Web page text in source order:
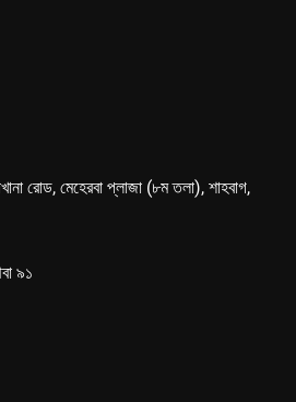
রোড, মেহেরবা প্লাজা (৮ম তলা), শাহবাগ,
৯১